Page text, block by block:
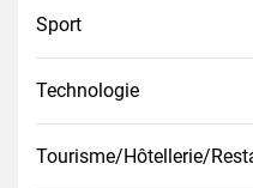
Sport
Technologie
Tourisme/Hôtellerie/